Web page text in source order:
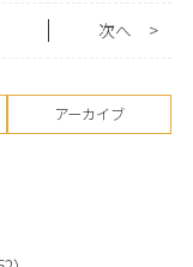
>
次へ
アーカイブ